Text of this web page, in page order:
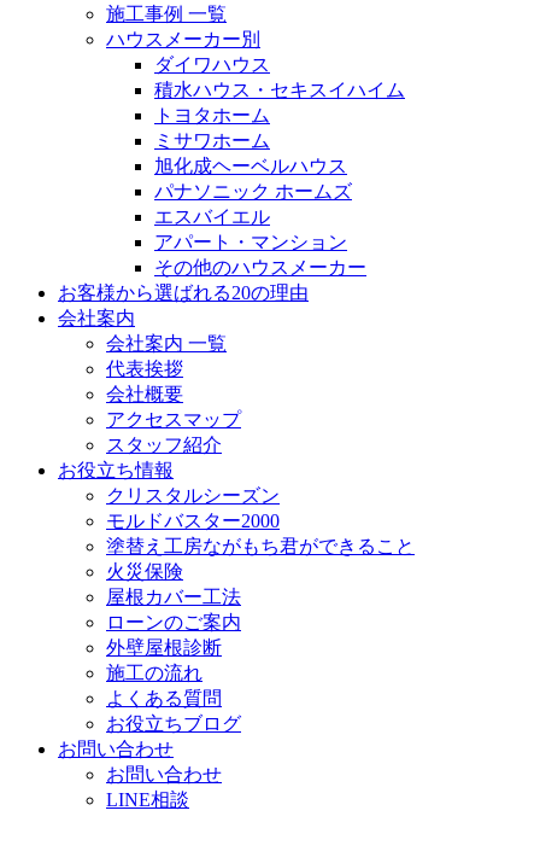
施工事例 一覧
ハウスメーカー別
ダイワハウス
積水ハウス・セキスイハイム
トヨタホーム
ミサワホーム
旭化成ヘーベルハウス
パナソニック ホームズ
エスバイエル
アパート・マンション
その他のハウスメーカー
お客様から選ばれる20の理由
会社案内
会社案内 一覧
代表挨拶
会社概要
アクセスマップ
スタッフ紹介
お役立ち情報
クリスタルシーズン
モルドバスター2000
塗替え工房ながもち君ができること
火災保険
屋根カバー工法
ローンのご案内
外壁屋根診断
施工の流れ
よくある質問
お役立ちブログ
お問い合わせ
お問い合わせ
LINE相談